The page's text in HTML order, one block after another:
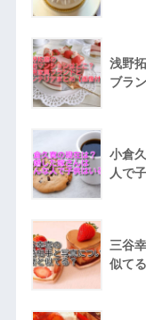
浅野
ブラ
小倉
人で
三谷
似て